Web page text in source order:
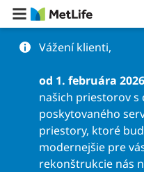
Preskočiť na obsah
Vážení klienti,
od 1. februára 2026
našich priestorov s
poskytovaného
priestory, ktoré
modernejšie pre
rekonštrukcie nás